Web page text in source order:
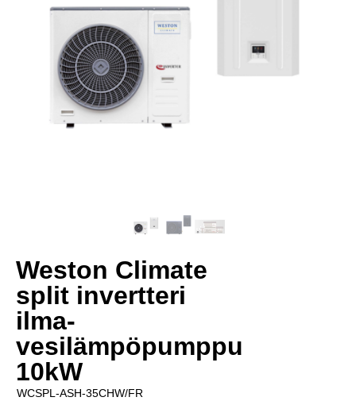
Weston Climate
split invertteri
ilma-
vesilämpöpumppu
10kW
WCSPL-ASH-35CHW/FR